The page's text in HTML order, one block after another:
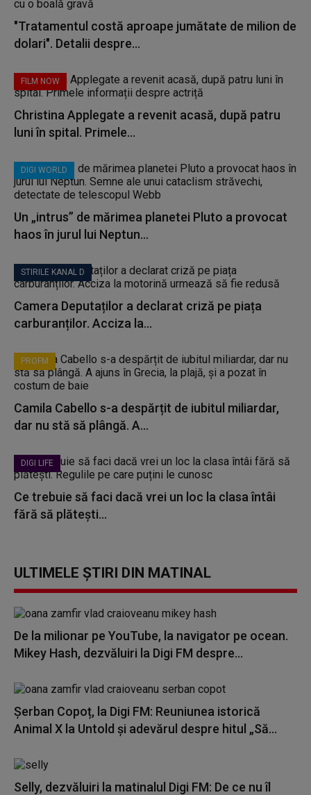
"Tratamentul costă aproape jumătate de milion de
dolari". Detalii despre...
FILM NOW
Christina Applegate a revenit acasă, după patru
luni în spital. Primele...
DIGI WORLD
Un „intrus” de mărimea planetei Pluto a provocat
haos în jurul lui Neptun...
STIRILE KANAL D
Camera Deputaților a declarat criză pe piața
carburanților. Acciza la...
PROFM
Camila Cabello s-a despărțit de iubitul miliardar,
dar nu stă să plângă. A...
DIGI LIFE
Ce trebuie să faci dacă vrei un loc la clasa întâi
fără să plătești...
ULTIMELE ȘTIRI DIN MATINAL
De la milionar pe YouTube, la navigator pe ocean.
Mikey Hash, dezvăluiri la Digi FM despre...
Șerban Copoț, la Digi FM: Reuniunea istorică
Animal X la Untold și adevărul despre hitul „Să...
Selly, dezvăluiri la matinalul Digi FM: De ce nu îl